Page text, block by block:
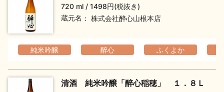
720 ml
1498円(税抜き)
蔵元名
株式会社醉心山根本店
純米吟醸 醉心 ふくよか
清酒 純米吟醸「醉心稲穂」 １．８Ｌ